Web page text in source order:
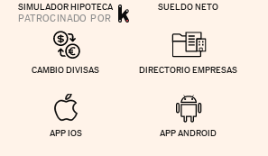
SIMULADOR HIPOTECA SUELDO NETO
CAMBIO DIVISAS DIRECTORIO EMPRESAS
APP IOS APP ANDROID